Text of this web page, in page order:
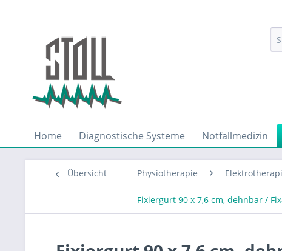
Home Diagnostische Systeme Notfallmedizin
Übersicht Physiotherapie
Fixiergurt 90 x 7,6 cm, dehnbar /